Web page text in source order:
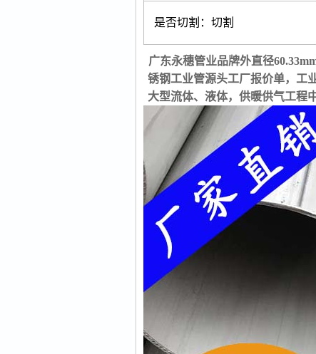
是否切割：切割
广东永穗管业品牌外直径
锈钢工业管源头工厂报价单，工
大型流体、液体，供暖供气工程